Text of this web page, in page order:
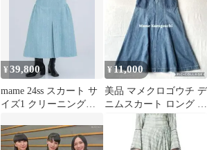
ウェットスカート ブラ
ック 1 MM22PF-JS719
¥39,800
mame 24ss スカート サ
イズ1 クリーニング済
¥ 11,000
美品 マメクロゴウチ デ
ニムスカート ロング フ
レアスカート マーメイ
ド 手洗い